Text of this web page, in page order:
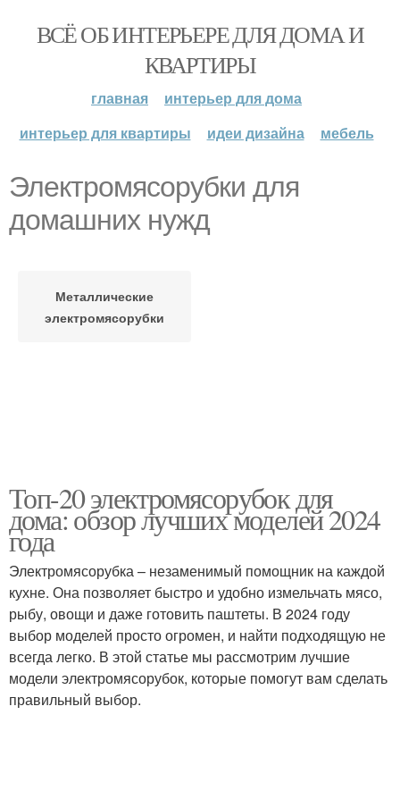
ВСЁ ОБ ИНТЕРЬЕРЕ ДЛЯ ДОМА И
КВАРТИРЫ
главная
интерьер для дома
интерьер для квартиры
идеи дизайна мебель
Электромясорубки для
домашних нужд
Металлические
электромясорубки
Топ-20 электромясорубок для
дома: обзор лучших моделей 2024
года
Электромясорубка – незаменимый помощник на каждой
кухне. Она позволяет быстро и удобно измельчать мясо,
рыбу, овощи и даже готовить паштеты. В 2024 году
выбор моделей просто огромен, и найти подходящую не
всегда легко. В этой статье мы рассмотрим лучшие
модели электромясорубок, которые помогут вам сделать
правильный выбор.